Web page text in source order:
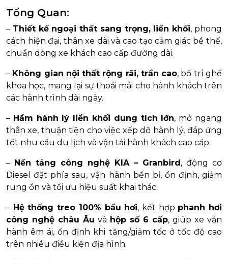
Tổng Quan:
– Thiết kế ngoại thất sang trọng, liền khối, phong
cách hiện đại, thân xe dài và cao tạo cảm giác bề thế,
chuẩn dòng xe khách cao cấp đường dài.
– Không gian nội thất rộng rãi, trần cao, bố trí ghế
khoa học, mang lại sự thoải mái cho hành khách trên
các hành trình dài ngày.
– Hầm hành lý liền khối dung tích lớn, mở ngang
thân xe, thuận tiện cho việc xếp dỡ hành lý, đáp ứng
tốt nhu cầu du lịch và vận tải hành khách cao cấp.
– Nền tảng công nghệ KIA – Granbird, động cơ
Diesel đặt phía sau, vận hành bền bỉ, ổn định, giảm
rung ồn và tối ưu hiệu suất khai thác.
– Hệ thống treo 100% bầu hơi, kết hợp phanh hơi
công nghệ châu Âu và hộp số 6 cấp, giúp xe vận
hành êm ái, ổn định khi tăng/giảm tốc ở tốc độ cao
trên nhiều điều kiện địa hình.